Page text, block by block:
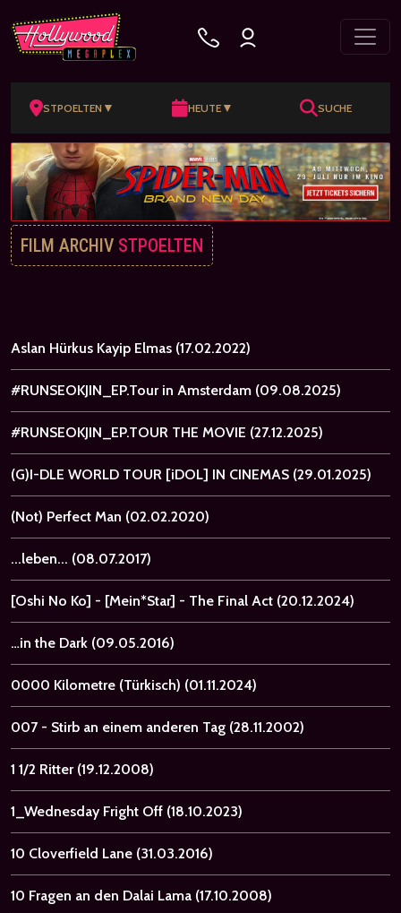
STPOELTEN ▼ HEUTE ▼ SUCHE
FILM ARCHIV STPOELTEN
Aslan Hürkus Kayip Elmas (17.02.2022)
#RUNSEOKJIN_EP.Tour in Amsterdam (09.08.2025)
#RUNSEOKJIN_EP.TOUR THE MOVIE (27.12.2025)
(G)I-DLE WORLD TOUR [iDOL] IN CINEMAS (29.01.2025)
(Not) Perfect Man (02.02.2020)
...leben... (08.07.2017)
[Oshi No Ko] - [Mein*Star] - The Final Act (20.12.2024)
…in the Dark (09.05.2016)
0000 Kilometre (Türkisch) (01.11.2024)
007 - Stirb an einem anderen Tag (28.11.2002)
1 1/2 Ritter (19.12.2008)
1_Wednesday Fright Off (18.10.2023)
10 Cloverfield Lane (31.03.2016)
10 Fragen an den Dalai Lama (17.10.2008)